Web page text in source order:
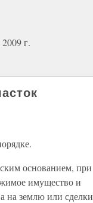
г.
основанием, при
имущество и
на землю или сделки